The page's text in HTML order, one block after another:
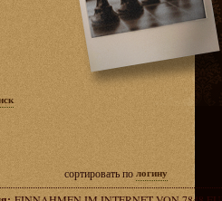
сортировать пологину